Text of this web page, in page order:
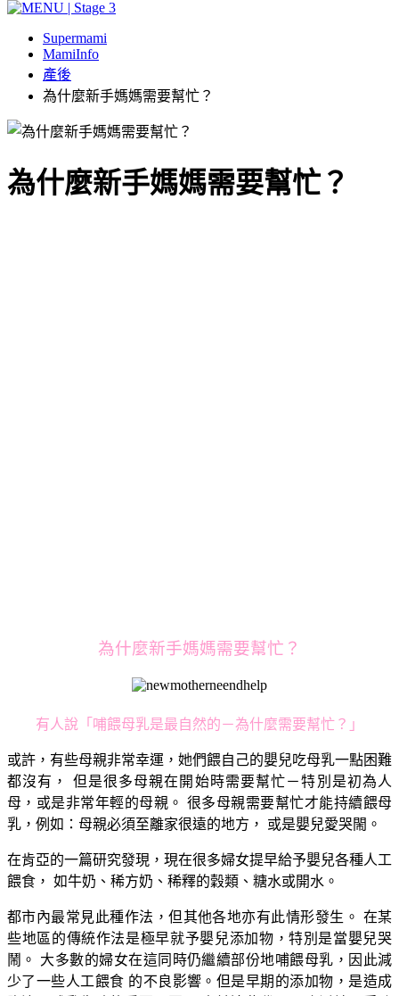
Supermami
MamiInfo
產後
為什麼新手媽媽需要幫忙？
為什麼新手媽媽需要幫忙？
為什麼新手媽媽需要幫忙？
有人說「哺餵母乳是最自然的－為什麼需要幫忙？」
或許，有些母親非常幸運，她們餵自己的嬰兒吃母乳一點困難
都沒有， 但是很多母親在開始時需要幫忙－特別是初為人
母，或是非常年輕的母親。 很多母親需要幫忙才能持續餵母
乳，例如：母親必須至離家很遠的地方， 或是嬰兒愛哭閙。
在肯亞的一篇研究發現，現在很多婦女提早給予嬰兒各種人工
餵食， 如牛奶、稀方奶、稀釋的穀類、糖水或開水。
都市內最常見此種作法，但其他各地亦有此情形發生。 在某
些地區的傳統作法是極早就予嬰兒添加物，特別是當嬰兒哭
鬧。 大多數的婦女在這同時仍繼續部份地哺餵母乳，因此減
少了一些人工餵食 的不良影響。但是早期的添加物，是造成